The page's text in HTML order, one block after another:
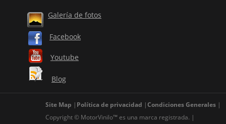
Galería de fotos
Facebook
Youtube
Blog
Site Map Política de privacidad
Condiciones Generales
Copyright © MotorVinilo™ es una marca registrada.